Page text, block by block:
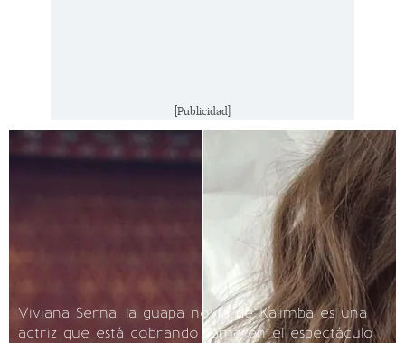
[Publicidad]
Viviana Serna, la guapa novia de Kalimba es una
actriz que está cobrando fama en el espectáculo